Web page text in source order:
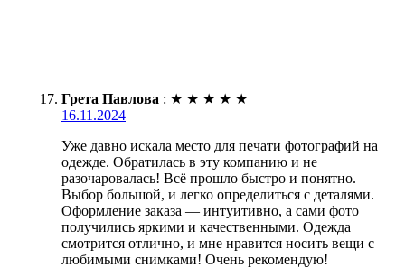
Грета Павлова : ★ ★ ★ ★ ★
16.11.2024
Уже давно искала место для печати фотографий на
одежде. Обратилась в эту компанию и не
разочаровалась! Всё прошло быстро и понятно.
Выбор большой, и легко определиться с деталями.
Оформление заказа — интуитивно, а сами фото
получились яркими и качественными. Одежда
смотрится отлично, и мне нравится носить вещи с
любимыми снимками! Очень рекомендую!